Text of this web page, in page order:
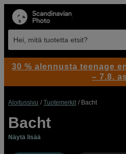
Hei, mitä tuotetta etsit?
Aloitussivu Tuotemerkit Bacht
Bacht
Näytä lisää
30 % alennusta teenage
– 7.8.